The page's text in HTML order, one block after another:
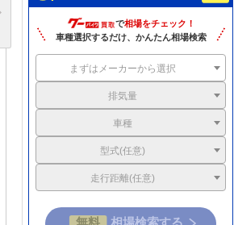
で相場をチェック！
車種選択するだけ、かんたん相場検索
まずはメーカーから選択
排気量
車種
型式(任意)
走行距離(任意)